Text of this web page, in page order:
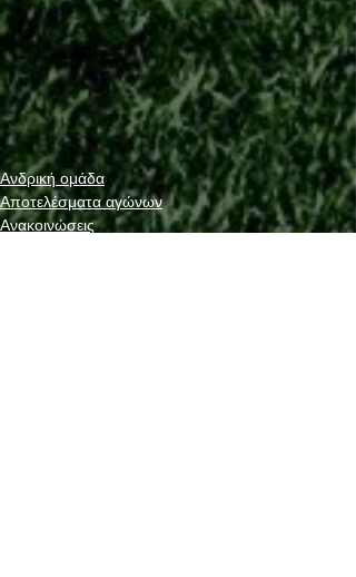
Ανδρική ομάδα
Αποτελέσματα αγώνων
Ανακοινώσεις